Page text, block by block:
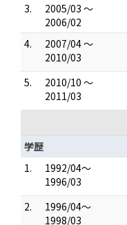
3.
2005/03 ～
2006/02
4.
2007/04 ～
2010/03
5.
2010/10 ～
2011/03
学歴
1.
1992/04～
1996/03
2.
1996/04～
1998/03